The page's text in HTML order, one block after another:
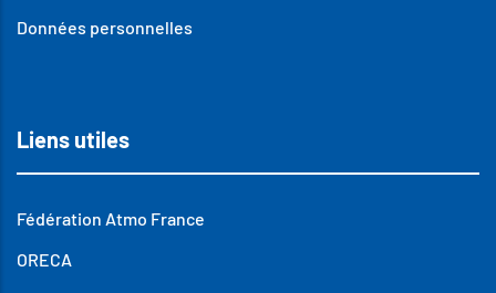
Données personnelles
Liens utiles
Fédération Atmo France
ORECA